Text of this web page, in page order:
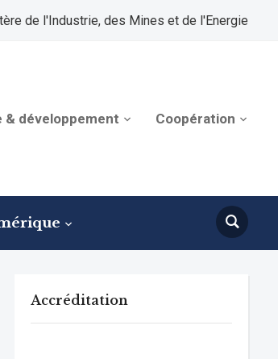
de l'Industrie, des Mines et de l'Energie
& développement Coopération
Accréditation